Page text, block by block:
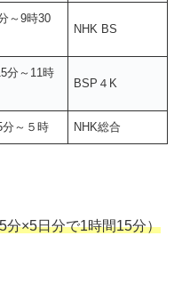
～9時30
NHK BS
分～11時
BSP４K
分～５時 NHK総合
分×5日分で1時間15分）